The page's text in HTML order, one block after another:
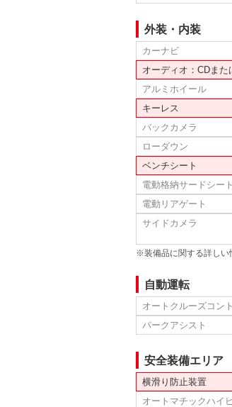
外装・内装
カーナビ
オーディオ：CDまた
アルミホイール
キーレス
バックカメラ
ローダウン
ベンチシート
電動格納サードシート
電動リアゲート
サイドカメラ
※装備品に関する詳しい
自動運転
オートクルーズコン
パークアシスト
安全装備エリア
横滑り防止装置
オートマチックハイ